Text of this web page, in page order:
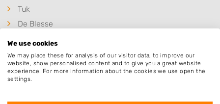
Tuk
De Blesse
Blesdijke
Peperga
De Bult
We use cookies
We may place these for analysis of our visitor data, to improve our
website, show personalised content and to give you a great website
experience. For more information about the cookies we use open the
settings.